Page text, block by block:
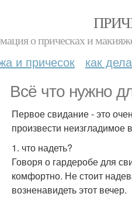
о прическах и
и причесок как
Всё что нужно
Первое свидание - это
произвести неизгладимое
1. что надеть?
Говоря о гардеробе для
комфортно. Не стоит
возненавидеть этот вечер.